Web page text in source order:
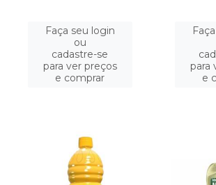
Faça seu login
ou
cadastre-se
para ver preços
e comprar
para
e